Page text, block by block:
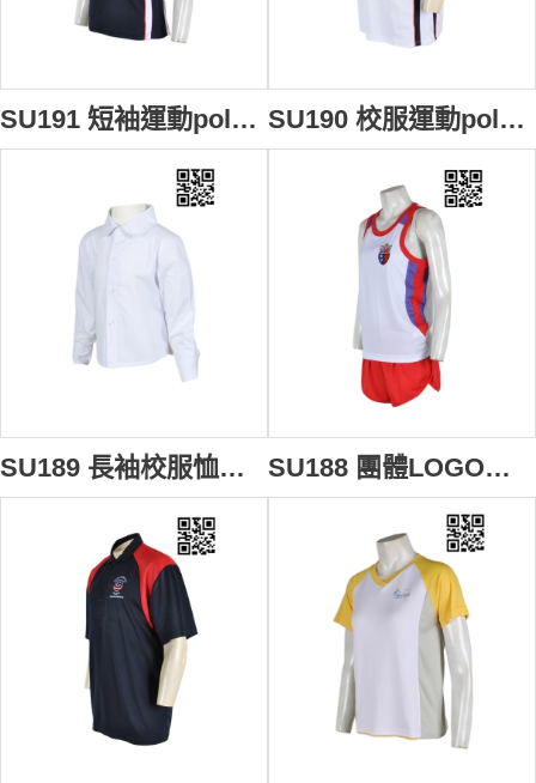
SU191 短袖運動polo上衣 度身訂做 LOGO繡花校服polo衫 polo衫選擇 polo批發商 SU190 校服運動polo上衣 來款訂製 加大碼運動polo衫 polo衫款式設計 polo衫生產廠家
SU189 長袖校服恤衫 在線訂購 幼稚園恤衫 制服恤衫設計恤衫 恤衫配搭 恤衫專門店 SU188 團體LOGO繡花運動套裝 度身訂製 田徑運動校服 運動款式校服設計 校服運動套裝應商